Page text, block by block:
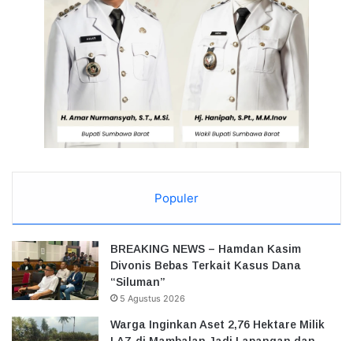
Populer
BREAKING NEWS – Hamdan Kasim
Divonis Bebas Terkait Kasus Dana
“Siluman”
5 Agustus 2026
Warga Inginkan Aset 2,76 Hektare Milik